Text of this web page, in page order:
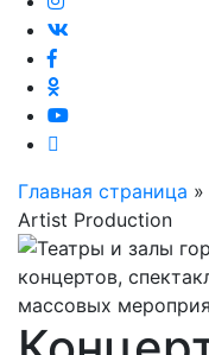
Главная страница »
Artist Production